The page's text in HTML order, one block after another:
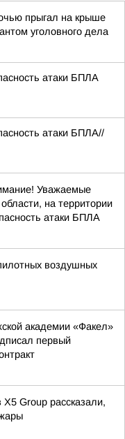
прыгал на крыше
уголовного дела
атаки БПЛА
атаки БПЛА//
Уважаемые
на территории
атаки БПЛА
воздушных
академии «Факел»
первый
Group рассказали,